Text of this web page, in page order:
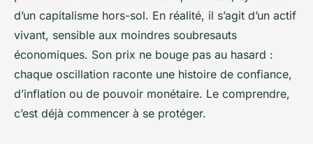
Imran• 18/05/2026 07:08•10 min de lecture
d’un capitalisme hors-sol. En réalité, il s’agit d’un actif
vivant, sensible aux moindres soubresauts
économiques. Son prix ne bouge pas au hasard :
chaque oscillation raconte une histoire de confiance,
d’inflation ou de pouvoir monétaire. Le comprendre,
c’est déjà commencer à se protéger.